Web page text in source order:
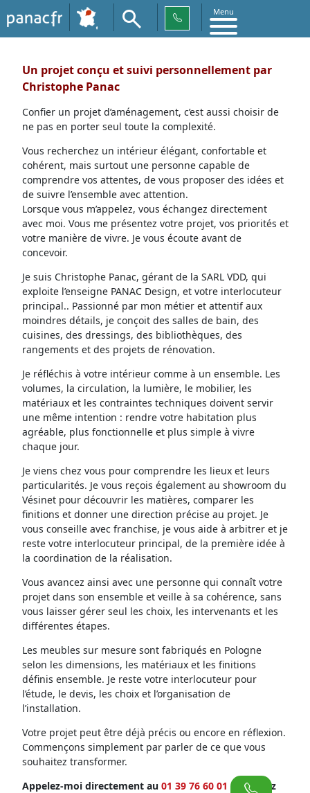
Menu
Un projet conçu et suivi personnellement par
Christophe Panac
Confier un projet d’aménagement, c’est aussi choisir de
ne pas en porter seul toute la complexité.
Vous recherchez un intérieur élégant, confortable et
cohérent, mais surtout une personne capable de
comprendre vos attentes, de vous proposer des idées et
de suivre l’ensemble avec attention.
Lorsque vous m’appelez, vous échangez directement
avec moi. Vous me présentez votre projet, vos priorités et
votre manière de vivre. Je vous écoute avant de
concevoir.
Je suis Christophe Panac, gérant de la SARL VDD, qui
exploite l’enseigne PANAC Design, et votre interlocuteur
principal.. Passionné par mon métier et attentif aux
moindres détails, je conçoit des salles de bain, des
cuisines, des dressings, des bibliothèques, des
rangements et des projets de rénovation.
Je réfléchis à votre intérieur comme à un ensemble. Les
volumes, la circulation, la lumière, le mobilier, les
matériaux et les contraintes techniques doivent servir
une même intention : rendre votre habitation plus
agréable, plus fonctionnelle et plus simple à vivre
chaque jour.
Je viens chez vous pour comprendre les lieux et leurs
particularités. Je vous reçois également au showroom du
Vésinet pour découvrir les matières, comparer les
finitions et donner une direction précise au projet. Je
vous conseille avec franchise, je vous aide à arbitrer et je
reste votre interlocuteur principal, de la première idée à
la coordination de la réalisation.
Vous avancez ainsi avec une personne qui connaît votre
projet dans son ensemble et veille à sa cohérence, sans
vous laisser gérer seul les choix, les intervenants et les
différentes étapes.
Les meubles sur mesure sont fabriqués en Pologne
selon les dimensions, les matériaux et les finitions
définis ensemble. Je reste votre interlocuteur pour
l’étude, le devis, les choix et l’organisation de
l’installation.
Votre projet peut être déjà précis ou encore en réflexion.
Commençons simplement par parler de ce que vous
souhaitez transformer.
Appelez-moi directement au 01 39 76 60 01 ou venez